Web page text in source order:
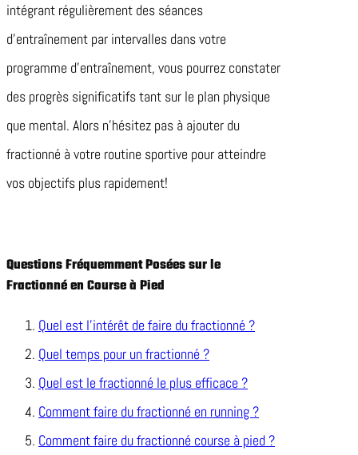
intégrant régulièrement des séances
d’entraînement par intervalles dans votre
programme d’entraînement, vous pourrez constater
des progrès significatifs tant sur le plan physique
que mental. Alors n’hésitez pas à ajouter du
fractionné à votre routine sportive pour atteindre
vos objectifs plus rapidement!
Questions Fréquemment Posées sur le
Fractionné en Course à Pied
Quel est l’intérêt de faire du fractionné ?
Quel temps pour un fractionné ?
Quel est le fractionné le plus efficace ?
Comment faire du fractionné en running ?
Comment faire du fractionné course à pied ?